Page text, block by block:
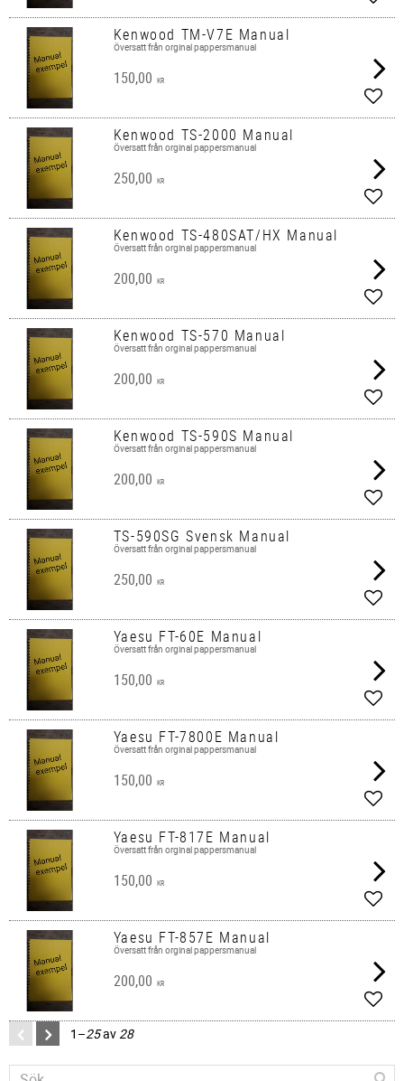
Kenwood TM-V7E Manual
Översatt från orginal pappersmanual
150,00 KR
Kenwood TS-2000 Manual
Översatt från orginal pappersmanual
250,00 KR
Kenwood TS-480SAT/HX Manual
Översatt från orginal pappersmanual
200,00 KR
Kenwood TS-570 Manual
Översatt från orginal pappersmanual
200,00 KR
Kenwood TS-590S Manual
Översatt från orginal pappersmanual
200,00 KR
TS-590SG Svensk Manual
Översatt från orginal pappersmanual
250,00 KR
Yaesu FT-60E Manual
Översatt från orginal pappersmanual
150,00 KR
Yaesu FT-7800E Manual
Översatt från orginal pappersmanual
150,00 KR
Yaesu FT-817E Manual
Översatt från orginal pappersmanual
150,00 KR
Yaesu FT-857E Manual
Översatt från orginal pappersmanual
200,00 KR
1–25av 28